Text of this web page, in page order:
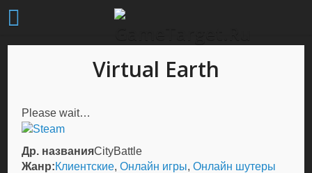
Virtual Earth
Please wait…
Др. названияCityBattle
Жанр:Клиентские,Онлайн игры,Онлайн шутеры